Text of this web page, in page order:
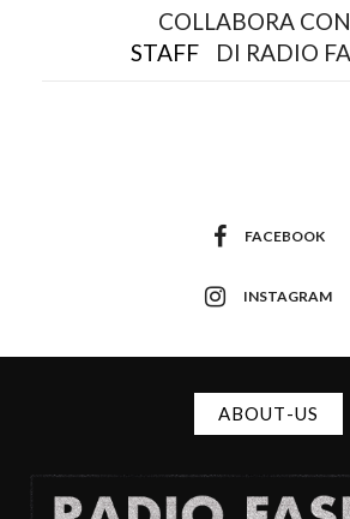
COLLABORA
STAFF
DI RADIO
FACEBOOK
INSTAGRAM
ABOUT-US